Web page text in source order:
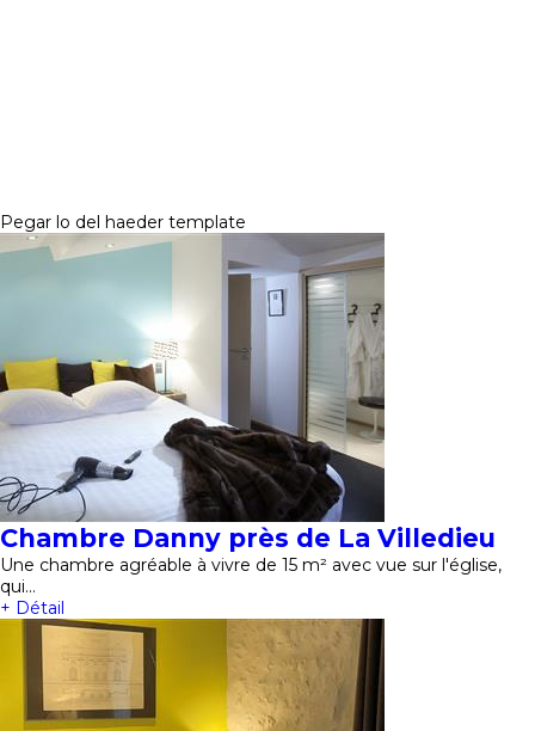
Pegar lo del haeder template
Chambre Danny près de La Villedieu
Une chambre agréable à vivre de 15 m² avec vue sur l'église,
qui…
+ Détail